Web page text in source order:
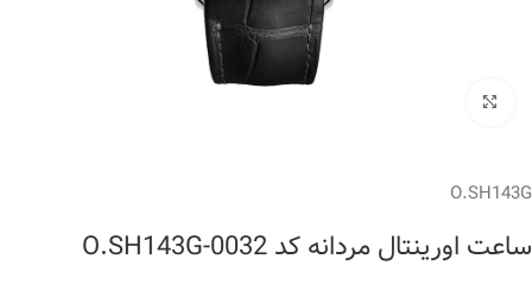
O.SH143G
ساعت اورینتال مردانه کد O.SH143G-0032